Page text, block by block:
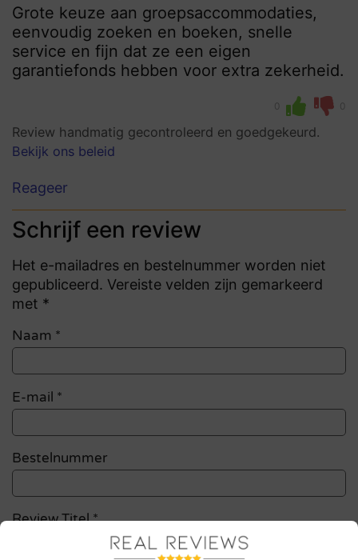
Grote keuze aan groepsaccommodaties,
eenvoudig zoeken en boeken, snelle
service en fijn dat ze een eigen
garantiefonds hebben voor extra zekerheid.
0 0
Review handmatig gecontroleerd en goedgekeurd.
Bekijk ons beleid
Reageer
Schrijf een review
Het e-mailadres en bestelnummer worden niet
gepubliceerd. Vereiste velden zijn gemarkeerd
met *
Naam *
E-mail *
Bestelnummer
Review Titel *